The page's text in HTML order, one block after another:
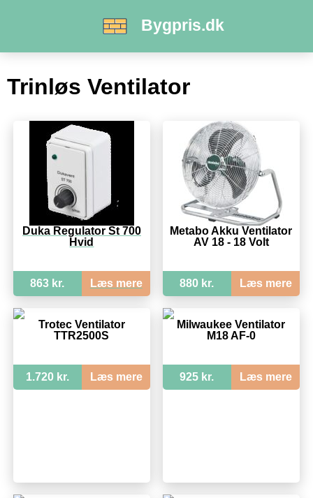
Bygpris.dk
Trinløs Ventilator
Duka Regulator St 700
Hvid
863 kr. Læs mere
Metabo Akku Ventilator
AV 18 - 18 Volt
880 kr. Læs mere
Trotec Ventilator
TTR2500S
1.720 kr. Læs mere
Milwaukee Ventilator
M18 AF-0
925 kr. Læs mere